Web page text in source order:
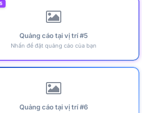
Quảng cáo tại vị trí #5
Nhấn để đặt quảng cáo của bạn
Quảng cáo tại vị trí #6